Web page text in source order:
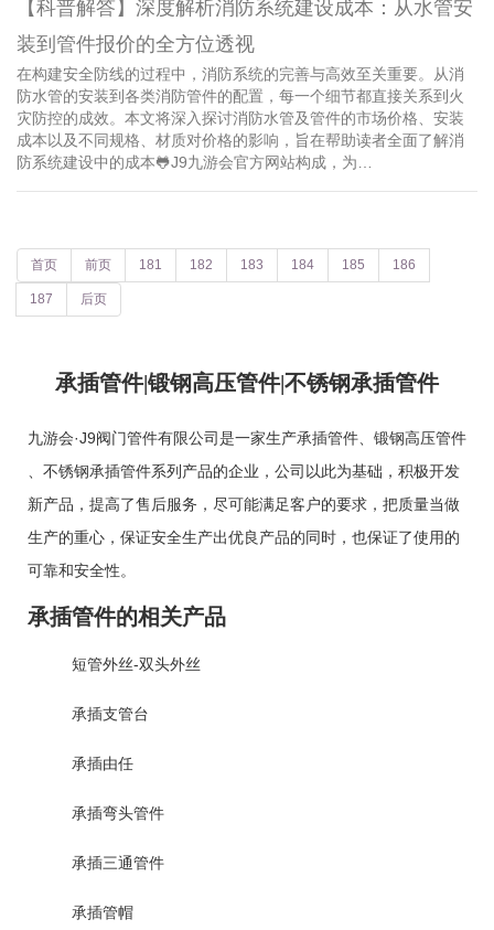
【科普解答】深度解析消防系统建设成本：从水管安
装到管件报价的全方位透视
在构建安全防线的过程中，消防系统的完善与高效至关重要。从消
防水管的安装到各类消防管件的配置，每一个细节都直接关系到火
灾防控的成效。本文将深入探讨消防水管及管件的市场价格、安装
成本以及不同规格、材质对价格的影响，旨在帮助读者全面了解消
防系统建设中的成本🐸J9九游会官方网站构成，为…
首页 前页 181 182 183 184 185 186
187 后页
承插管件|锻钢高压管件|不锈钢承插管件
九游会·J9阀门管件有限公司是一家生产承插管件
锻钢高压管件
不锈钢承插管件系列产品的企业，公司以此为基础，积极开发
新产品，提高了售后服务，尽可能满足客户的要求，把质量当做
生产的重心，保证安全生产出优良产品的同时，也保证了使用的
可靠和安全性。
承插管件的相关产品
短管外丝-双头外丝
承插支管台
承插由任
承插弯头管件
承插三通管件
承插管帽